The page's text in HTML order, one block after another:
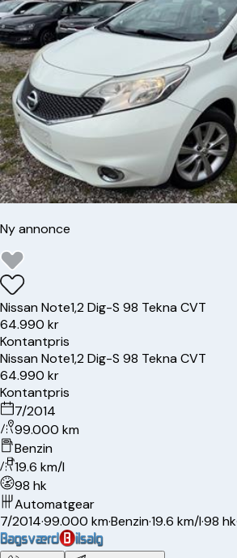
Ny annonce
NissanNote1,2 Dig-S 98 Tekna CVT
64.990 kr
Kontantpris
NissanNote1,2 Dig-S 98 Tekna CVT
64.990 kr
Kontantpris
7/2014
99.000 km
Benzin
19.6 km/l
98 hk
Automatgear
7/2014·99.000 km·Benzin·19.6 km/l·98 hk·